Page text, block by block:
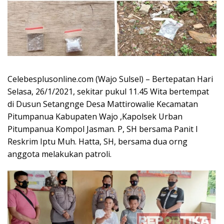
Celebesplusonline.com (Wajo Sulsel) – Bertepatan Hari
Selasa, 26/1/2021, sekitar pukul 11.45 Wita bertempat
di Dusun Setangnge Desa Mattirowalie Kecamatan
Pitumpanua Kabupaten Wajo ,Kapolsek Urban
Pitumpanua Kompol Jasman. P, SH bersama Panit I
Reskrim Iptu Muh. Hatta, SH, bersama dua orng
anggota melakukan patroli.